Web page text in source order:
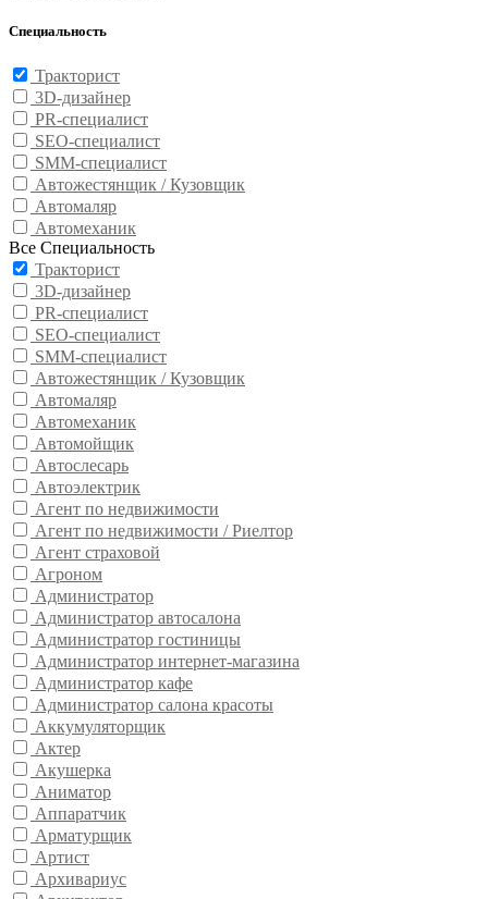
Специальность
Тракторист
3D-дизайнер
PR-специалист
SEO-специалист
SMM-специалист
Автожестянщик / Кузовщик
Автомаляр
Автомеханик
Все Специальность
Тракторист
3D-дизайнер
PR-специалист
SEO-специалист
SMM-специалист
Автожестянщик / Кузовщик
Автомаляр
Автомеханик
Автомойщик
Автослесарь
Автоэлектрик
Агент по недвижимости
Агент по недвижимости / Риелтор
Агент страховой
Агроном
Администратор
Администратор автосалона
Администратор гостиницы
Администратор интернет-магазина
Администратор кафе
Администратор салона красоты
Аккумуляторщик
Актер
Акушерка
Аниматор
Аппаратчик
Арматурщик
Артист
Архивариус